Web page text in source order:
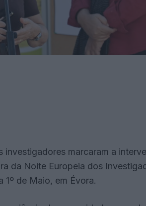
marcaram a
da Noite Europeia dos
de Maio, em Évora.